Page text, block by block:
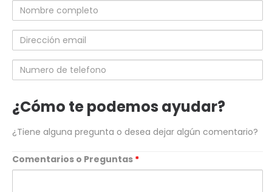
Nombre
completo
Dirección
email
Numero
de
¿Cómo te podemos ayudar?
¿Tiene alguna pregunta o desea dejar algún comentario?
Comentarios o Preguntas *